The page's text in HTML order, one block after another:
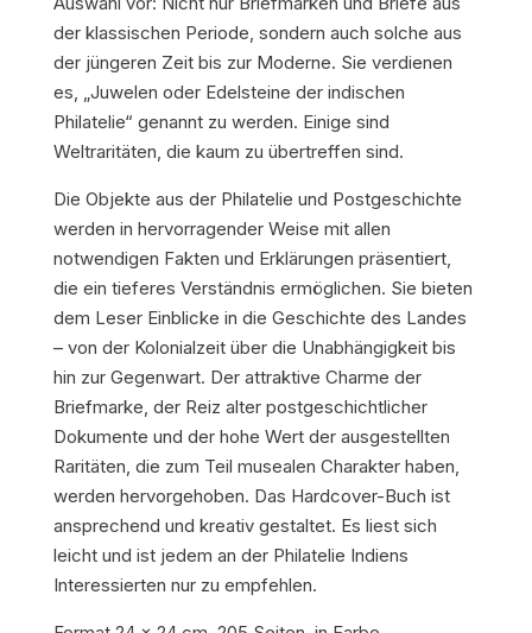
der klassischen Periode, sondern auch solche aus
der jüngeren Zeit bis zur Moderne. Sie verdienen
es, „Juwelen oder Edelsteine der indischen
Philatelie“ genannt zu werden. Einige sind
Weltraritäten, die kaum zu übertreffen sind.
Die Objekte aus der Philatelie und Postgeschichte
werden in hervorragender Weise mit allen
notwendigen Fakten und Erklärungen präsentiert,
die ein tieferes Verständnis ermöglichen. Sie bieten
dem Leser Einblicke in die Geschichte des Landes
– von der Kolonialzeit über die Unabhängigkeit bis
hin zur Gegenwart. Der attraktive Charme der
Briefmarke, der Reiz alter postgeschichtlicher
Dokumente und der hohe Wert der ausgestellten
Raritäten, die zum Teil musealen Charakter haben,
werden hervorgehoben. Das Hardcover-Buch ist
ansprechend und kreativ gestaltet. Es liest sich
leicht und ist jedem an der Philatelie Indiens
Interessierten nur zu empfehlen.